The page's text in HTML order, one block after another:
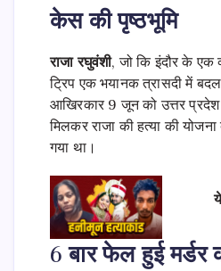
केस की पृष्ठभूमि
राजा रघुवंशी, जो कि इंदौर के एक
ट्रिप एक भयानक त्रासदी में
आखिरकार 9 जून को उत्तर
मिलकर राजा की हत्या की
गया था।
6 बार फेल हुई मर्डर